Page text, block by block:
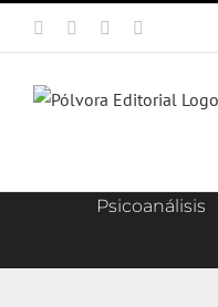
Facebook Instagram
Psicoanálisis